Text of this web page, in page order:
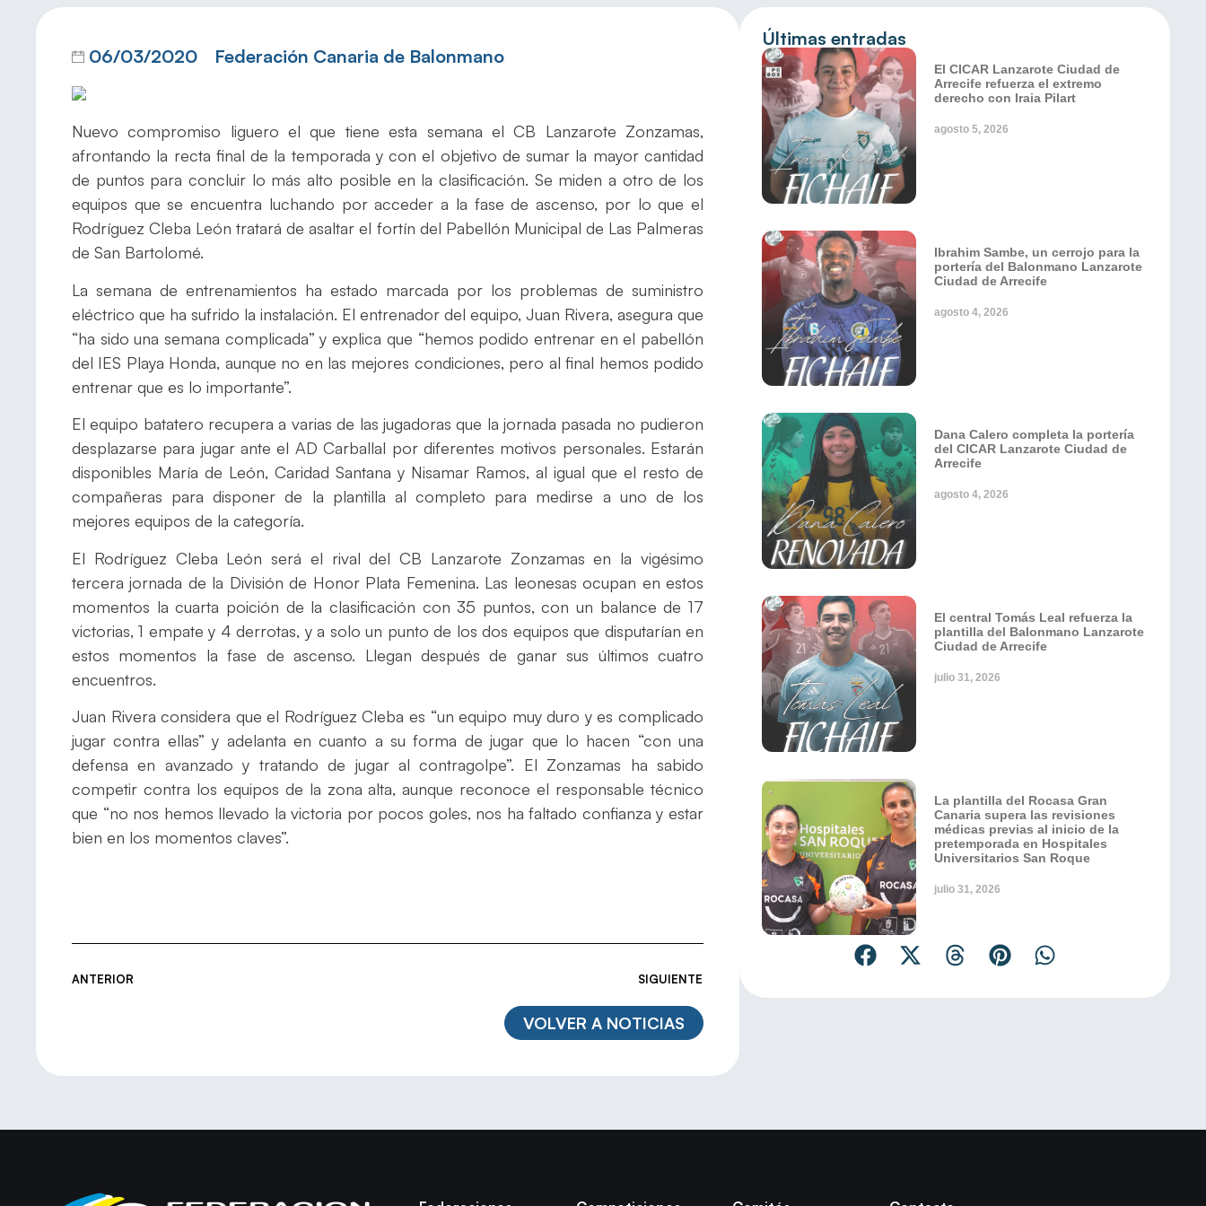
06/03/2020 Federación Canaria de Balonmano
Nuevo compromiso liguero el que tiene esta semana el CB Lanzarote Zonzamas,
afrontando la recta final de la temporada y con el objetivo de sumar la mayor cantidad
de puntos para concluir lo más alto posible en la clasificación. Se miden a otro de los
equipos que se encuentra luchando por acceder a la fase de ascenso, por lo que el
Rodríguez Cleba León tratará de asaltar el fortín del Pabellón Municipal de Las Palmeras
de San Bartolomé.
La semana de entrenamientos ha estado marcada por los problemas de suministro
eléctrico que ha sufrido la instalación. El entrenador del equipo, Juan Rivera, asegura que
“ha sido una semana complicada” y explica que “hemos podido entrenar en el pabellón
del IES Playa Honda, aunque no en las mejores condiciones, pero al final hemos podido
entrenar que es lo importante”.
El equipo batatero recupera a varias de las jugadoras que la jornada pasada no pudieron
desplazarse para jugar ante el AD Carballal por diferentes motivos personales. Estarán
disponibles María de León, Caridad Santana y Nisamar Ramos, al igual que el resto de
compañeras para disponer de la plantilla al completo para medirse a uno de los
mejores equipos de la categoría.
El Rodríguez Cleba León será el rival del CB Lanzarote Zonzamas en la vigésimo
tercera jornada de la División de Honor Plata Femenina. Las leonesas ocupan en estos
momentos la cuarta poición de la clasificación con 35 puntos, con un balance de 17
victorias, 1 empate y 4 derrotas, y a solo un punto de los dos equipos que disputarían en
estos momentos la fase de ascenso. Llegan después de ganar sus últimos cuatro
encuentros.
Juan Rivera considera que el Rodríguez Cleba es “un equipo muy duro y es complicado
jugar contra ellas” y adelanta en cuanto a su forma de jugar que lo hacen “con una
defensa en avanzado y tratando de jugar al contragolpe”. El Zonzamas ha sabido
competir contra los equipos de la zona alta, aunque reconoce el responsable técnico
que “no nos hemos llevado la victoria por pocos goles, nos ha faltado confianza y estar
bien en los momentos claves”.
ANTERIOR SIGUIENTE
VOLVER A NOTICIAS
Últimas entradas
El CICAR Lanzarote Ciudad de
Arrecife refuerza el extremo
derecho con Iraia Pilart
agosto 5, 2026
Ibrahim Sambe, un cerrojo para la
portería del Balonmano Lanzarote
Ciudad de Arrecife
agosto 4, 2026
Dana Calero completa la portería
del CICAR Lanzarote Ciudad de
Arrecife
agosto 4, 2026
El central Tomás Leal refuerza la
plantilla del Balonmano Lanzarote
Ciudad de Arrecife
julio 31, 2026
La plantilla del Rocasa Gran
Canaria supera las revisiones
médicas previas al inicio de la
pretemporada en Hospitales
Universitarios San Roque
julio 31, 2026